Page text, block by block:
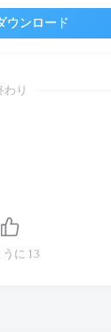
ウンロード
わり
に 13